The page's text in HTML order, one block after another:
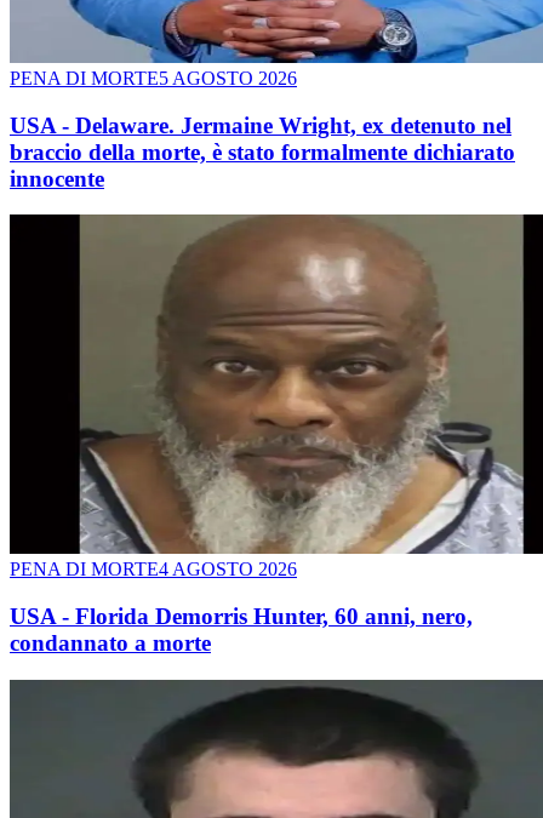
PENA DI MORTE5 AGOSTO 2026
USA - Delaware. Jermaine Wright, ex detenuto nel
braccio della morte, è stato formalmente dichiarato
innocente
PENA DI MORTE4 AGOSTO 2026
USA - Florida Demorris Hunter, 60 anni, nero,
condannato a morte